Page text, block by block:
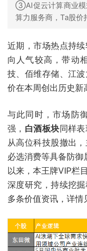
③AI促云计算商业模
算力服务商，Ta股价
近期，市场热点持
向人气较高，带动
技、佰维存储、江
价在本周创出历史新
与此同时，市场防
强， 白酒板块同样
从高位科技股撤出
必选消费等具备防御
以来，本王牌VIP栏
深度研究，持续挖
多条价值资讯，详情